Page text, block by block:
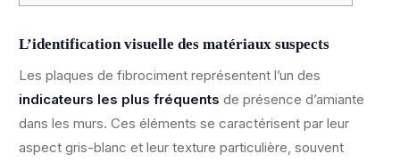
L’identification visuelle des matériaux suspects
Les plaques de fibrociment représentent l’un des
indicateurs les plus fréquents de présence d’amiante
dans les murs. Ces éléments se caractérisent par leur
aspect gris-blanc et leur texture particulière, souvent